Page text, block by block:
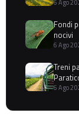
6 Ago
Fondi
nocivi
6 Ago
Treni
6 Ago